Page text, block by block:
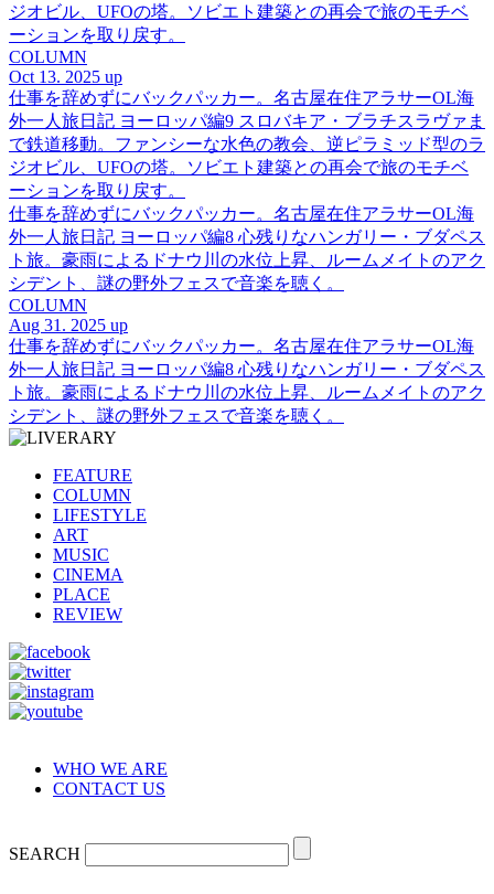
ジオビル、UFOの塔。ソビエト建築との再会で旅のモチベ
ーションを取り戻す。
COLUMN
Oct 13. 2025 up
仕事を辞めずにバックパッカー。名古屋在住アラサーOL海
外一人旅日記 ヨーロッパ編9 スロバキア・ブラチスラヴァま
で鉄道移動。ファンシーな水色の教会、逆ピラミッド型のラ
ジオビル、UFOの塔。ソビエト建築との再会で旅のモチベ
ーションを取り戻す。
仕事を辞めずにバックパッカー。名古屋在住アラサーOL海
外一人旅日記 ヨーロッパ編8 心残りなハンガリー・ブダペス
ト旅。豪雨によるドナウ川の水位上昇、ルームメイトのアク
シデント、謎の野外フェスで音楽を聴く。
COLUMN
Aug 31. 2025 up
仕事を辞めずにバックパッカー。名古屋在住アラサーOL海
外一人旅日記 ヨーロッパ編8 心残りなハンガリー・ブダペス
ト旅。豪雨によるドナウ川の水位上昇、ルームメイトのアク
シデント、謎の野外フェスで音楽を聴く。
FEATURE
COLUMN
LIFESTYLE
ART
MUSIC
CINEMA
PLACE
REVIEW
WHO WE ARE
CONTACT US
SEARCH